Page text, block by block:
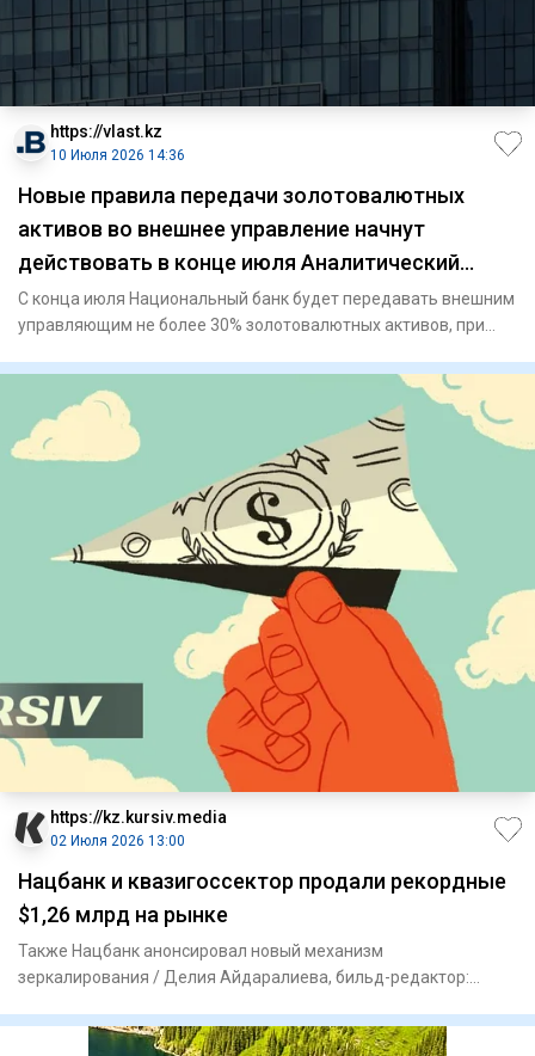
https://vlast.kz
10 Июля 2026 14:36
Новые правила передачи золотовалютных
активов во внешнее управление начнут
действовать в конце июля Аналитический
интернет журнал Власть
С конца июля Национальный банк будет передавать внешним
управляющим не более 30% золотовалютных активов, при
https://kz.kursiv.media
02 Июля 2026 13:00
Нацбанк и квазигоссектор продали рекордные
$1,26 млрд на рынке
Также Нацбанк анонсировал новый механизм
зеркалирования / Делия Айдаралиева, бильд-редактор: